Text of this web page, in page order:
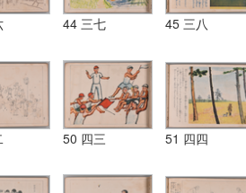
44 三七 45 三八
50 四三 51 四四